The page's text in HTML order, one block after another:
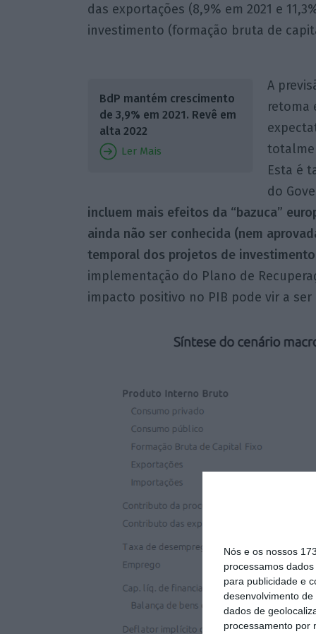
Nós e os nossos
processamos
para publicidade e
desenvolvimento de
dados de
processamento por
das exportações (8,9% em 2021 e
investimento (formação bruta de
BdP mantém crescimento
de 3,9% em 2021. Revê em
alta 2022
Ler Mais
A
retoma
Esta é
do
incluem mais efeitos da “bazuca”
ainda não ser conhecida (nem
temporal dos projetos de
implementação do Plano de
impacto positivo no PIB pode vir a ser